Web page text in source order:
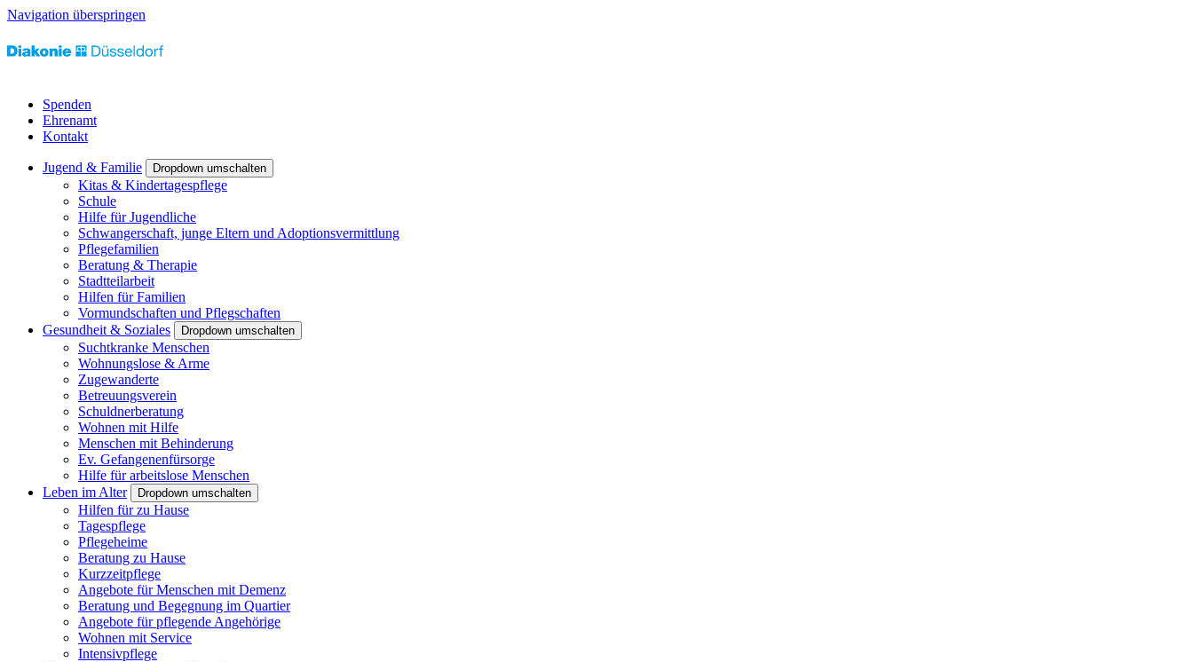
Navigation überspringen
Spenden
Ehrenamt
Kontakt
Jugend & Familie Dropdown umschalten
Kitas & Kindertagespflege
Schule
Hilfe für Jugendliche
Schwangerschaft, junge Eltern und Adoptionsvermittlung
Pflegefamilien
Beratung & Therapie
Stadtteilarbeit
Hilfen für Familien
Vormundschaften und Pflegschaften
Gesundheit & Soziales
Dropdown umschalten
Suchtkranke Menschen
Wohnungslose & Arme
Zugewanderte
Betreuungsverein
Schuldnerberatung
Wohnen mit Hilfe
Menschen mit Behinderung
Ev. Gefangenenfürsorge
Hilfe für arbeitslose Menschen
Leben im Alter
Dropdown umschalten
Hilfen für zu Hause
Tagespflege
Pflegeheime
Beratung zu Hause
Kurzzeitpflege
Angebote für Menschen mit Demenz
Beratung und Begegnung im Quartier
Angebote für pflegende Angehörige
Wohnen mit Service
Intensivpflege